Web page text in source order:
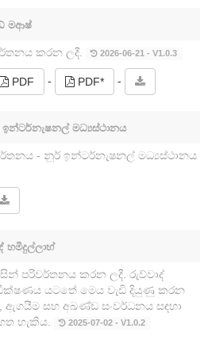
මආෂ්
කරන ලදී. 2026-06-21 - V1.0.3
PDF - PDF* -
ඉන්ටර්නැෂනල් මධ්‍යස්ථානය
- නූර් ඉන්ටර්නැෂනල් මධ්‍යස්ථානය
හමීදුල්ලාහ්
පරිවර්තනය කරන ලදී. රුව්වාද්
යටතේ මෙය වැඩි දියුණු කරන
ඇගයීම සහ අඛණ්ඩ සංවර්ධනය සඳහා
හැකිය.
2025-07-02 - V1.0.2